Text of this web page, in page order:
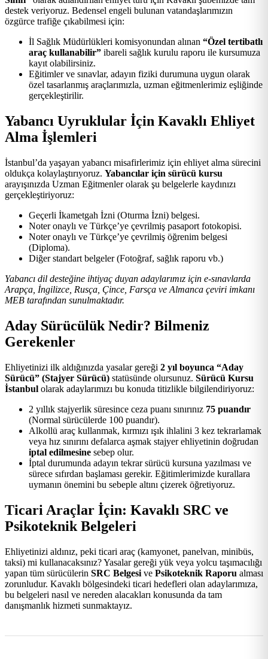
destek veriyoruz. Bedensel engeli bulunan vatandaşlarımızın
özgürce trafiğe çıkabilmesi için:
İl Sağlık Müdürlükleri komisyonundan alınan “Özel tertibatlı
araç kullanabilir” ibareli sağlık kurulu raporu ile kursumuza
kayıt olabilirsiniz.
Eğitimler ve sınavlar, adayın fiziki durumuna uygun olarak
özel tasarlanmış araçlarımızla, uzman eğitmenlerimiz eşliğinde
gerçekleştirilir.
Yabancı Uyruklular İçin Kavaklı Ehliyet
Alma İşlemleri
İstanbul’da yaşayan yabancı misafirlerimiz için ehliyet alma sürecini
oldukça kolaylaştırıyoruz. Yabancılar için sürücü kursu
arayışınızda Uzman Eğitmenler olarak şu belgelerle kaydınızı
gerçekleştiriyoruz:
Geçerli İkametgah İzni (Oturma İzni) belgesi.
Noter onaylı ve Türkçe’ye çevrilmiş pasaport fotokopisi.
Noter onaylı ve Türkçe’ye çevrilmiş öğrenim belgesi
(Diploma).
Diğer standart belgeler (Fotoğraf, sağlık raporu vb.)
Yabancı dil desteğine ihtiyaç duyan adaylarımız için e-sınavlarda
Arapça, İngilizce, Rusça, Çince, Farsça ve Almanca çeviri imkanı
MEB tarafından sunulmaktadır.
Aday Sürücülük Nedir? Bilmeniz
Gerekenler
Ehliyetinizi ilk aldığınızda yasalar gereği 2 yıl boyunca “Aday
Sürücü” (Stajyer Sürücü) statüsünde olursunuz. Sürücü Kursu
İstanbul olarak adaylarımızı bu konuda titizlikle bilgilendiriyoruz:
2 yıllık stajyerlik süresince ceza puanı sınırınız 75 puandır
(Normal sürücülerde 100 puandır).
Alkollü araç kullanmak, kırmızı ışık ihlalini 3 kez tekrarlamak
veya hız sınırını defalarca aşmak stajyer ehliyetinin doğrudan
iptal edilmesine sebep olur.
İptal durumunda adayın tekrar sürücü kursuna yazılması ve
sürece sıfırdan başlaması gerekir. Eğitimlerimizde kurallara
uymanın önemini bu sebeple altını çizerek öğretiyoruz.
Ticari Araçlar İçin: Kavaklı SRC ve
Psikoteknik Belgeleri
Ehliyetinizi aldınız, peki ticari araç (kamyonet, panelvan, minibüs,
taksi) mi kullanacaksınız? Yasalar gereği yük veya yolcu taşımacılığı
yapan tüm sürücülerin SRC Belgesi ve Psikoteknik Raporu alması
zorunludur. Kavaklı bölgesindeki ticari hedefleri olan adaylarımıza,
bu belgeleri nasıl ve nereden alacakları konusunda da tam
danışmanlık hizmeti sunmaktayız.